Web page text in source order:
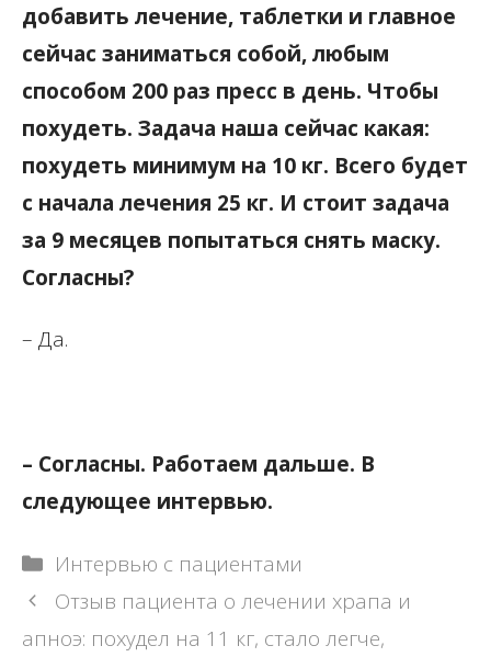
добавить лечение, таблетки и главное
сейчас заниматься собой, любым
способом 200 раз пресс в день. Чтобы
похудеть. Задача наша сейчас какая:
похудеть минимум на 10 кг. Всего будет
с начала лечения 25 кг. И стоит задача
за 9 месяцев попытаться снять маску.
Согласны?
– Да.
– Согласны. Работаем дальше. В
следующее интервью.
Рубрики
Интервью с пациентами
Навигация
Отзыв пациента о лечении храпа и
апноэ: похудел на 11 кг, стало легче,